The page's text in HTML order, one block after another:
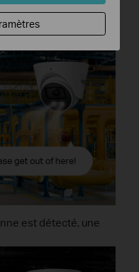
n'est détecté,
est affichée.
est détecté, une